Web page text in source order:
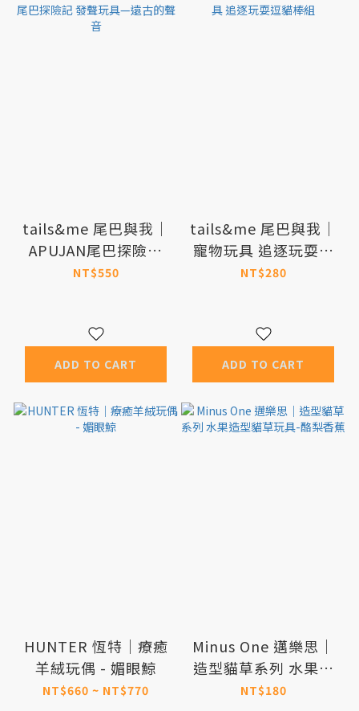
tails&me 尾巴與我｜
APUJAN尾巴探險記
發聲玩具—遠古的聲音
NT$550
ADD TO CART
tails&me 尾巴與我｜
寵物玩具 追逐玩耍逗
貓棒組
NT$280
ADD TO CART
HUNTER 恆特｜療癒
羊絨玩偶 - 媚眼鯨
NT$660 ~ NT$770
Minus One 邁樂思｜
造型貓草系列 水果造
型貓草玩具-酪梨香蕉
NT$180